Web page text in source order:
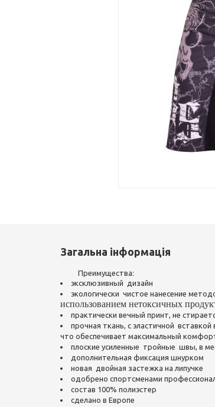
Загальна інформація
Преимущества:
эксклюзивный дизайн
экологически чистое нанесение
использованием нетоксичных
практически вечный принт, не
прочная ткань, с эластичной
что обеспечивает максимальный
плоские усиленные тройные швы, в
дополнительная фиксация шнурком
новая двойная застежка на липучке
одобрено спортсменами
состав 100% полиэстер
сделано в Европе